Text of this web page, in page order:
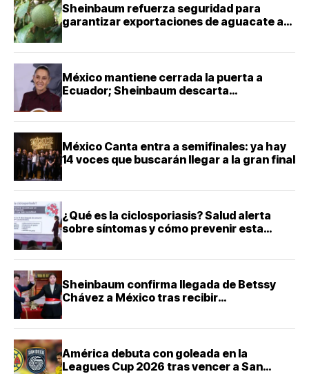
Sheinbaum refuerza seguridad para
garantizar exportaciones de aguacate a
México mantiene cerrada la puerta a
Ecuador; Sheinbaum descarta
México Canta entra a semifinales: ya hay
14 voces que buscarán llegar a la gran final
¿Qué es la ciclosporiasis? Salud alerta
sobre síntomas y cómo prevenir esta
Sheinbaum confirma llegada de Betssy
Chávez a México tras recibir
América debuta con goleada en la
Leagues Cup 2026 tras vencer a San